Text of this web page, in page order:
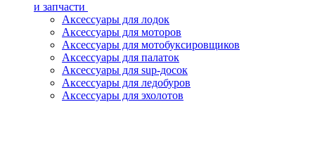
и запчасти
Аксессуары для лодок
Аксессуары для моторов
Аксессуары для мотобуксировщиков
Аксессуары для палаток
Аксессуары для sup-досок
Аксессуары для ледобуров
Аксессуары для эхолотов